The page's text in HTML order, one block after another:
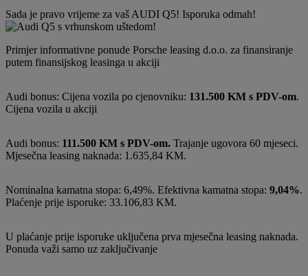
Sada je pravo vrijeme za vaš AUDI Q5! Isporuka odmah!
Primjer informativne ponude Porsche leasing d.o.o. za finansiranje
putem finansijskog leasinga u akciji
Audi bonus: Cijena vozila po cjenovniku: 131.500 KM s PDV-om.
Cijena vozila u akciji
Audi bonus: 111.500 KM s PDV-om. Trajanje ugovora 60 mjeseci.
Mjesečna leasing naknada: 1.635,84 KM.
Nominalna kamatna stopa: 6,49%. Efektivna kamatna stopa: 9,04%.
Plaćenje prije isporuke: 33.106,83 KM.
U plaćanje prije isporuke uključena prva mjesečna leasing naknada.
Ponuda važi samo uz zaključivanje